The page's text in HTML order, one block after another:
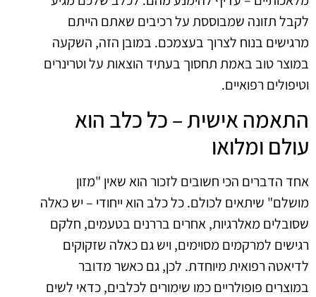
לקבל תזונה שמבוססת על רכיבים שאתם הייתם
מרגישים בנוח לצרוך בעצמכם. במובן הזה, השקעה
במוצר טוב באמת תחסוך בעתיד הוצאות על וטרינרים
וטיפולים רפואיים.
התאמה אישית – כל כלב הוא
עולם ומלואו
אחד הדברים הכי חשובים לזכור הוא שאין "מזון
מושלם" שיתאים לכולם. כל כלב הוא ייחודי – יש כאלה
שסובלים מאלרגיות, אחרים בררנים בטעמים, חלקם
רגישים למרקמים מסוימים, ויש גם כאלה שזקוקים
לדיאטה רפואית מיוחדת. לכן, גם כאשר מדובר
במוצרים פופולריים כמו שימורים לכלבים, כדאי לשים